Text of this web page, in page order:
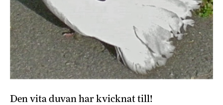
Den vita duvan har kvicknat till!